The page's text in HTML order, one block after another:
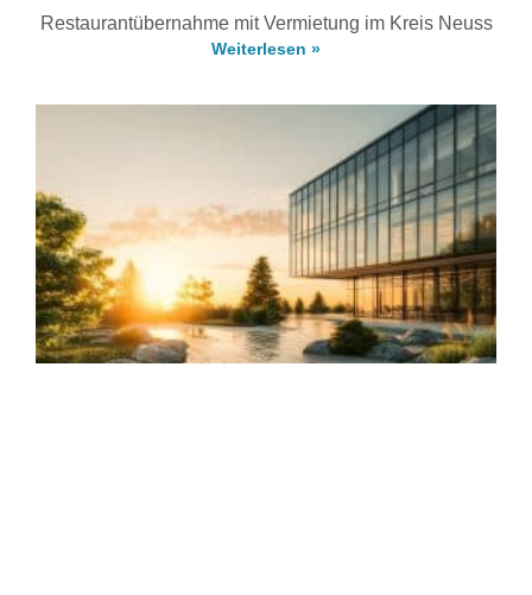
Restaurantübernahme mit Vermietung im Kreis Neuss
Weiterlesen »